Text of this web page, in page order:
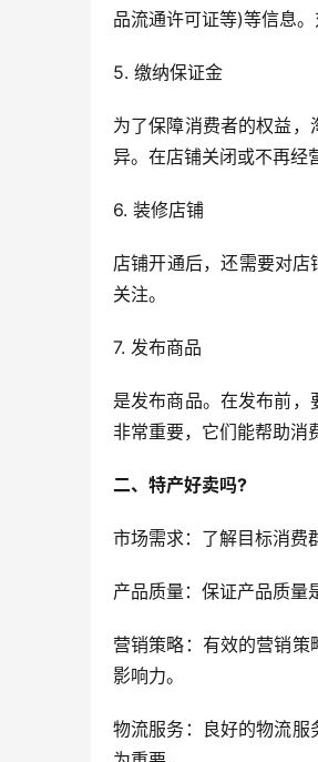
品流通许可证等)等信息
5. 缴纳保证金
为了保障消费者的权益
异。在店铺关闭或不再经
6. 装修店铺
店铺开通后，还需要对
关注。
7. 发布商品
是发布商品。在发布前
非常重要，它们能帮助消
二、特产好卖吗?
市场需求：了解目标消费
产品质量：保证产品质量
营销策略：有效的营销
影响力。
物流服务：良好的物流